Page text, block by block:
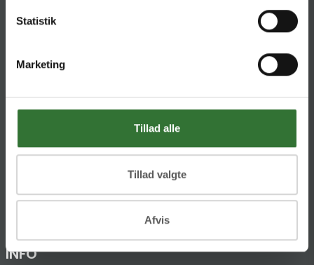
Statistik
Marketing
Tillad alle
Tillad valgte
Afvis
DK-4600 Køge
Ellemosen 4
INFO